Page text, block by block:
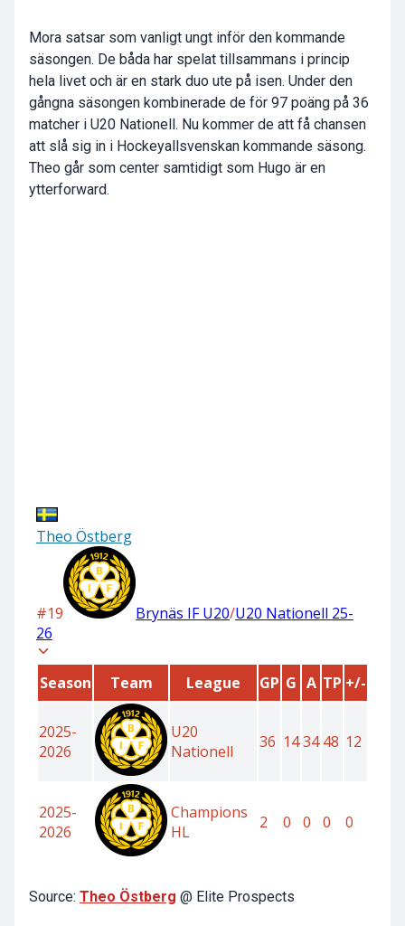
Mora satsar som vanligt ungt inför den kommande
säsongen. De båda har spelat tillsammans i princip
hela livet och är en stark duo ute på isen. Under den
gångna säsongen kombinerade de för 97 poäng på 36
matcher i U20 Nationell. Nu kommer de att få chansen
att slå sig in i Hockeyallsvenskan kommande säsong.
Theo går som center samtidigt som Hugo är en
ytterforward.
Source: Theo Östberg @ Elite Prospects